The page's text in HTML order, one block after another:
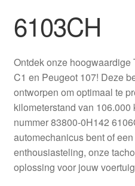
Betalingen
Contact
Kassa
Klachten
Klachtenprocedure
6103CH
Ontdek onze hoogwaardige
C1 en Peugeot 107! Deze
ontworpen om optimaal te
kilometerstand van
nummer 83800-0H142
automechanicus bent of
enthousiasteling, onze
oplossing voor jouw